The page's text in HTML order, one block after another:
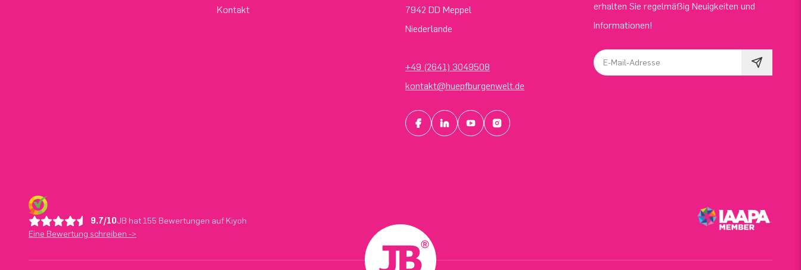
Kontakt
7942 DD Meppel
Niederlande
+49 (2641) 3049508
kontakt@huepfburgenwelt.de
erhalten Sie regelmäßig Neuigkeiten und
Informationen!
E-Mail-Adresse
9.7/10JB hat 155 Bewertungen auf Kiyoh
Eine Bewertung schreiben ->